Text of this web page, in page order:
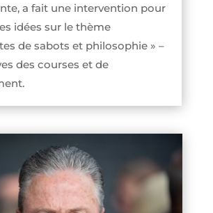
a fait une intervention pour
idées sur le thème
de sabots et philosophie » –
des courses et de